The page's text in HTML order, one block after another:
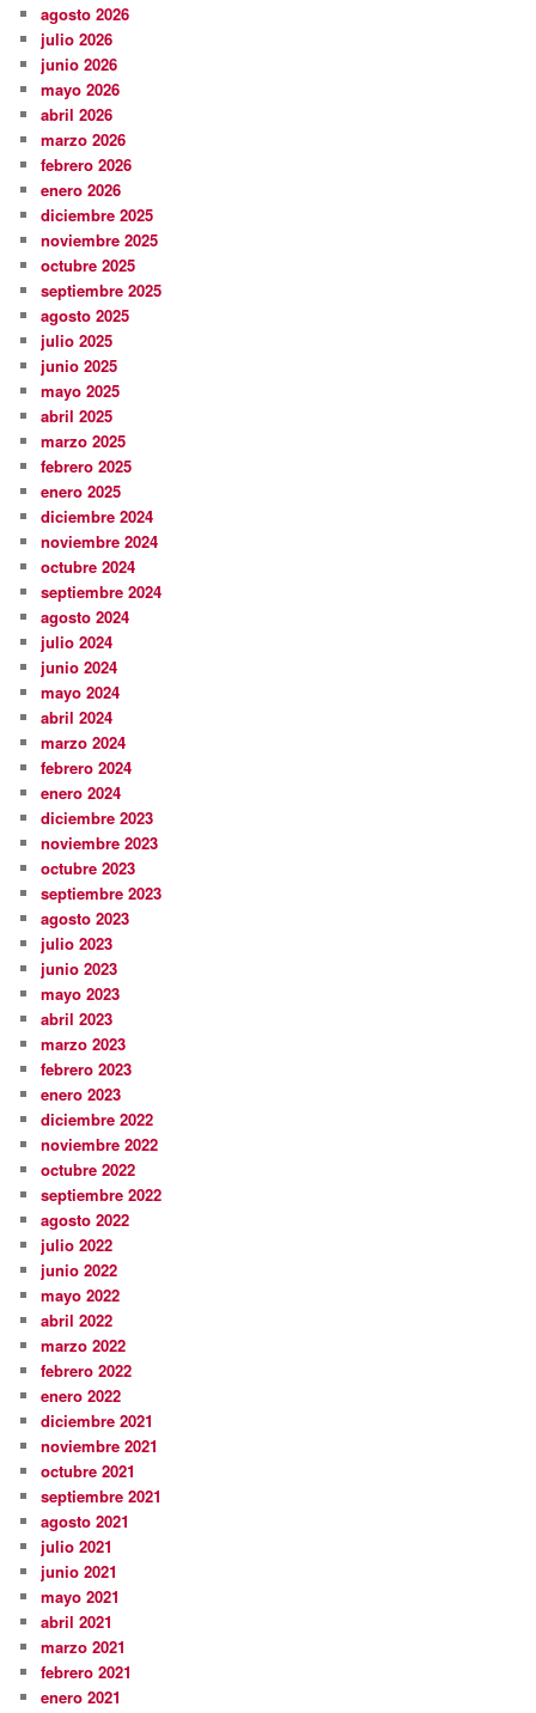
agosto 2026
julio 2026
junio 2026
mayo 2026
abril 2026
marzo 2026
febrero 2026
enero 2026
diciembre 2025
noviembre 2025
octubre 2025
septiembre 2025
agosto 2025
julio 2025
junio 2025
mayo 2025
abril 2025
marzo 2025
febrero 2025
enero 2025
diciembre 2024
noviembre 2024
octubre 2024
septiembre 2024
agosto 2024
julio 2024
junio 2024
mayo 2024
abril 2024
marzo 2024
febrero 2024
enero 2024
diciembre 2023
noviembre 2023
octubre 2023
septiembre 2023
agosto 2023
julio 2023
junio 2023
mayo 2023
abril 2023
marzo 2023
febrero 2023
enero 2023
diciembre 2022
noviembre 2022
octubre 2022
septiembre 2022
agosto 2022
julio 2022
junio 2022
mayo 2022
abril 2022
marzo 2022
febrero 2022
enero 2022
diciembre 2021
noviembre 2021
octubre 2021
septiembre 2021
agosto 2021
julio 2021
junio 2021
mayo 2021
abril 2021
marzo 2021
febrero 2021
enero 2021